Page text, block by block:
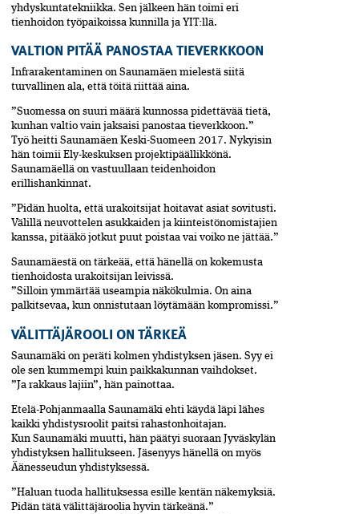
yhdyskuntatekniikka. Sen jälkeen hän toimi eri
tienhoidon työpaikoissa kunnilla ja YIT:llä.
VALTION PITÄÄ PANOSTAA TIEVERKKOON
Infrarakentaminen on Saunamäen mielestä siitä
turvallinen ala, että töitä riittää aina.
”Suomessa on suuri määrä kunnossa pidettävää tietä,
kunhan valtio vain jaksaisi panostaa tieverkkoon.”
Työ heitti Saunamäen Keski-Suomeen 2017. Nykyisin
hän toimii Ely-keskuksen projektipäällikkönä.
Saunamäellä on vastuullaan teidenhoidon
erillishankinnat.
”Pidän huolta, että urakoitsijat­ hoitavat asiat sovitusti.
Välillä neuvottelen­ asukkaiden ja kiinteistönomistajien
kanssa,­ pitääkö jotkut puut poistaa vai voiko ne jättää.”
Saunamäestä on tärkeää, että hänellä on kokemusta
tienhoidosta urakoitsijan leivissä.
”Silloin ymmärtää useampia näkö­kulmia. On aina
palkitsevaa, kun onnistutaan löytämään kompromissi.”
VÄLITTÄJÄROOLI ON TÄRKEÄ
Saunamäki on peräti kolmen yhdistyksen jäsen. Syy ei
ole sen kummempi kuin paikkakunnan vaihdokset.
”Ja rakkaus lajiin”, hän painottaa.
Etelä-Pohjanmaalla Saunamäki ehti käydä läpi lähes
kaikki yhdistysroolit paitsi rahastonhoitajan.
Kun Saunamäki muutti, hän päätyi suoraan Jyväskylän
yhdistyksen hallitukseen. Jäsenyys hänellä on myös
Äänesseudun yhdistyksessä.
”Haluan tuoda hallituksessa esille kentän näkemyksiä.
Pidän tätä välittäjäroolia hyvin tärkeänä.”